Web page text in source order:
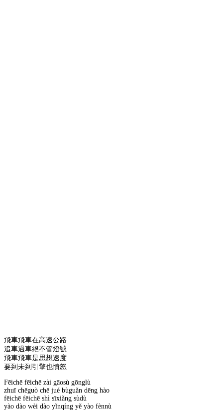
飛車飛車在高速公路
追車過車絕不管燈號
飛車飛車是思想速度
要到未到引擎也憤怒
Fēichē fēichē zài gāosù gōnglù
zhuī chēguò chē jué bùguǎn dēng hào
fēichē fēichē shì sīxiǎng sùdù
yào dào wèi dào yǐnqíng yě yào fènnù